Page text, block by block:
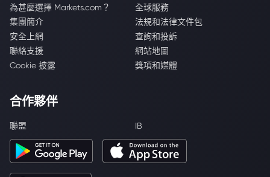
為甚麼選擇 Markets.com？
全球服務
集團簡介
法規和法律文件包
安全上網
查詢和投訴
聯絡支援
網站地圖
Cookie 披露
獎項和媒體
合作夥伴
聯盟 IB